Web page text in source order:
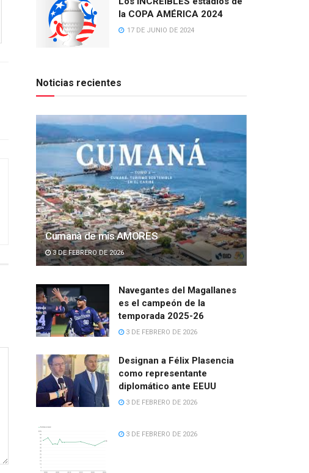
la COPA AMÉRICA 2024
17 DE JUNIO DE 2024
Noticias recientes
Cumanà de mis AMORES
3 DE FEBRERO DE 2026
Navegantes del Magallanes
es el campeón de la
temporada 2025-26
3 DE FEBRERO DE 2026
Designan a Félix Plasencia
como representante
diplomático ante EEUU
3 DE FEBRERO DE 2026
3 DE FEBRERO DE 2026